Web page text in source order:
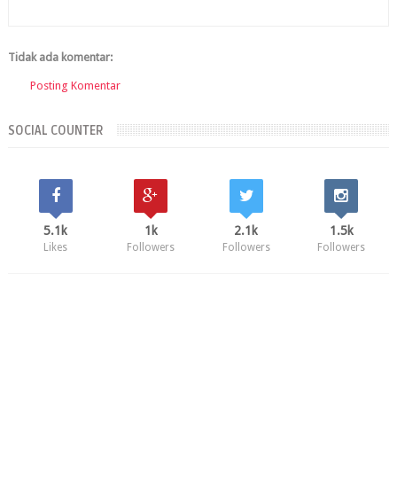
Tidak ada komentar:
Posting Komentar
SOCIAL COUNTER
5.1k
Likes
1k
Followers
2.1k
Followers
1.5k
Followers